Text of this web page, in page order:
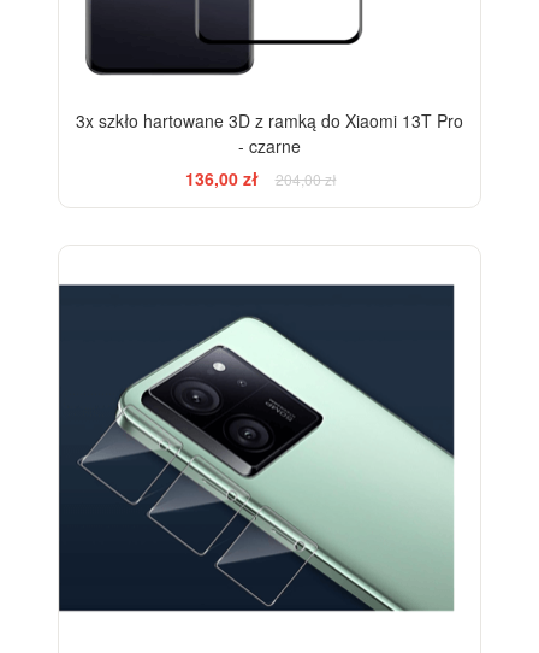
3x szkło hartowane 3D z ramką do Xiaomi 13T Pro
- czarne
136,00 zł
204,00 zł